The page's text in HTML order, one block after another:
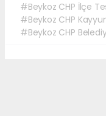
#Beykoz CHP İlçe
#​Beykoz CHP
#Beykoz CHP